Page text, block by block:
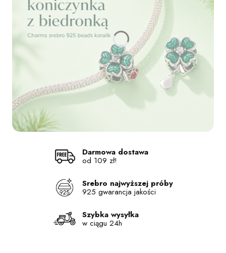
Darmowa dostawa
od 109 zł!
Srebro najwyższej próby
925 gwarancja jakości
Szybka wysyłka
w ciągu 24h